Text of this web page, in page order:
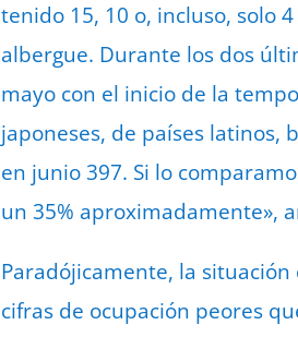
tenido 15, 10 o, incluso, solo
albergue. Durante los dos
mayo con el inicio de la
japoneses, de países latinos,
en junio 397. Si lo
un 35% aproximadamente»,
Paradójicamente, la
cifras de ocupación peores